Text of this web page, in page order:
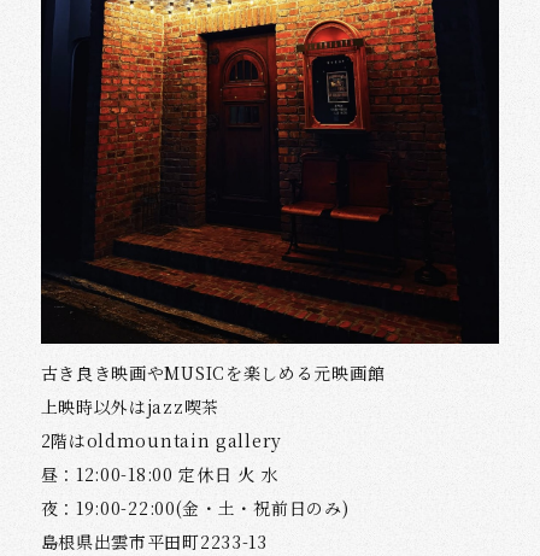
古き良き映画やMUSICを楽しめる元映画館
上映時以外はjazz喫茶
2階はoldmountain gallery
昼：12:00-18:00 定休日 火 水
夜：19:00-22:00(金・土・祝前日のみ)
島根県出雲市平田町2233-13